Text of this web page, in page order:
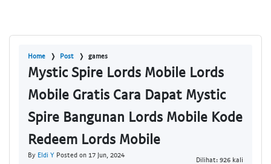
Home Post games
Mystic Spire Lords Mobile Lords
Mobile Gratis Cara Dapat Mystic
Spire Bangunan Lords Mobile Kode
Redeem Lords Mobile
By Eldi Y Posted on 17 Jun, 2024
Dilihat: 926 kali